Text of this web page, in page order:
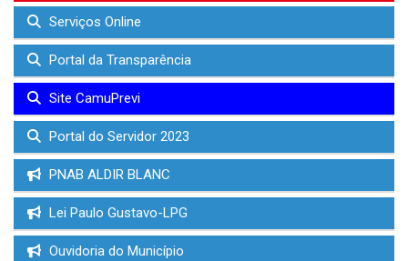
Serviços Online
Portal da Transparência
Site CamuPrevi
Portal do Servidor 2023
PNAB ALDIR BLANC
Lei Paulo Gustavo-LPG
Ouvidoria do Município